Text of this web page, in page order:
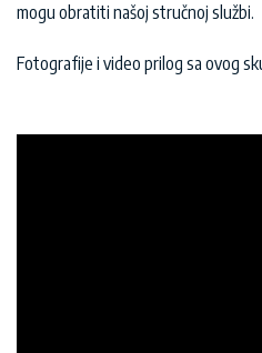
mogu obratiti našoj stručnoj službi.
Fotografije i video prilog sa ovog